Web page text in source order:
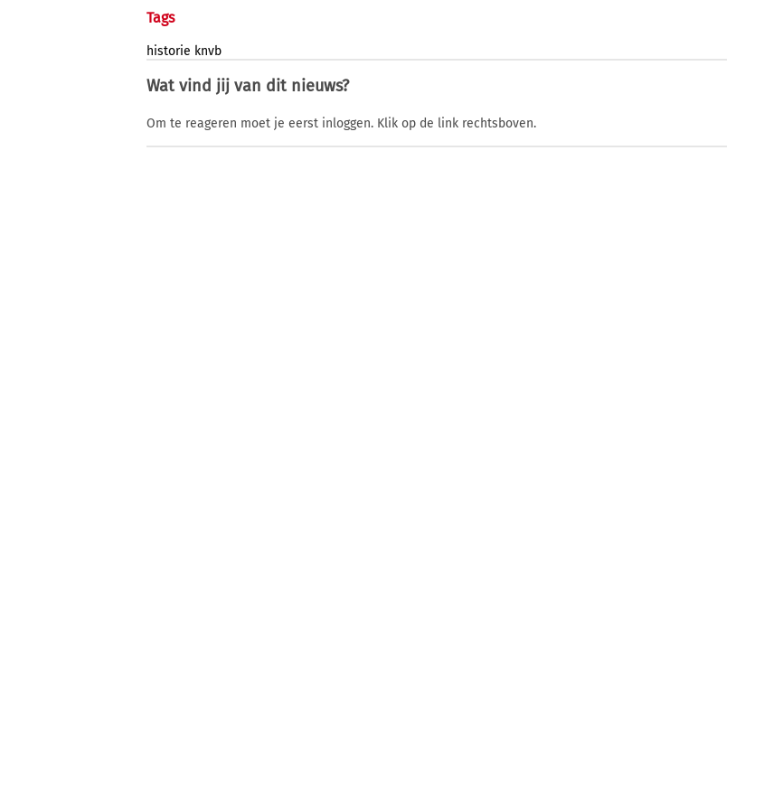
Tags
historie knvb
Wat vind jij van dit nieuws?
Om te reageren moet je eerst inloggen. Klik op de link rechtsboven.